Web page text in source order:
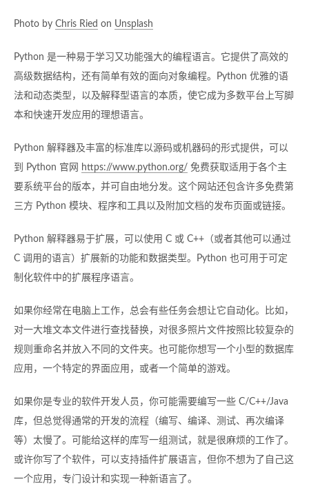
Photo by Chris Ried on Unsplash
Python 是一种易于学习又功能强大的编程语言。它提供了高效的
高级数据结构，还有简单有效的面向对象编程。Python 优雅的语
法和动态类型，以及解释型语言的本质，使它成为多数平台上写脚
本和快速开发应用的理想语言。
Python 解释器及丰富的标准库以源码或机器码的形式提供，可以
到 Python 官网
https://www.python.org/ 免费获取适用于各个主
要系统平台的版本，并可自由地分发。这个网站还包含许多免费第
三方 Python 模块、程序和工具以及附加文档的发布页面或链接。
Python 解释器易于扩展，可以使用 C 或 C++（或者其他可以通过
C 调用的语言）扩展新的功能和数据类型。Python 也可用于可定
制化软件中的扩展程序语言。
如果你经常在电脑上工作，总会有些任务会想让它自动化。比如，
对一大堆文本文件进行查找替换，对很多照片文件按照比较复杂的
规则重命名并放入不同的文件夹。也可能你想写一个小型的数据库
应用，一个特定的界面应用，或者一个简单的游戏。
如果你是专业的软件开发人员，你可能需要编写一些 C/C++/Java
库，但总觉得通常的开发的流程（编写、编译、测试、再次编译
等）太慢了。可能给这样的库写一组测试，就是很麻烦的工作了。
或许你写了个软件，可以支持插件扩展语言，但你不想为了自己这
一个应用，专门设计和实现一种新语言了。